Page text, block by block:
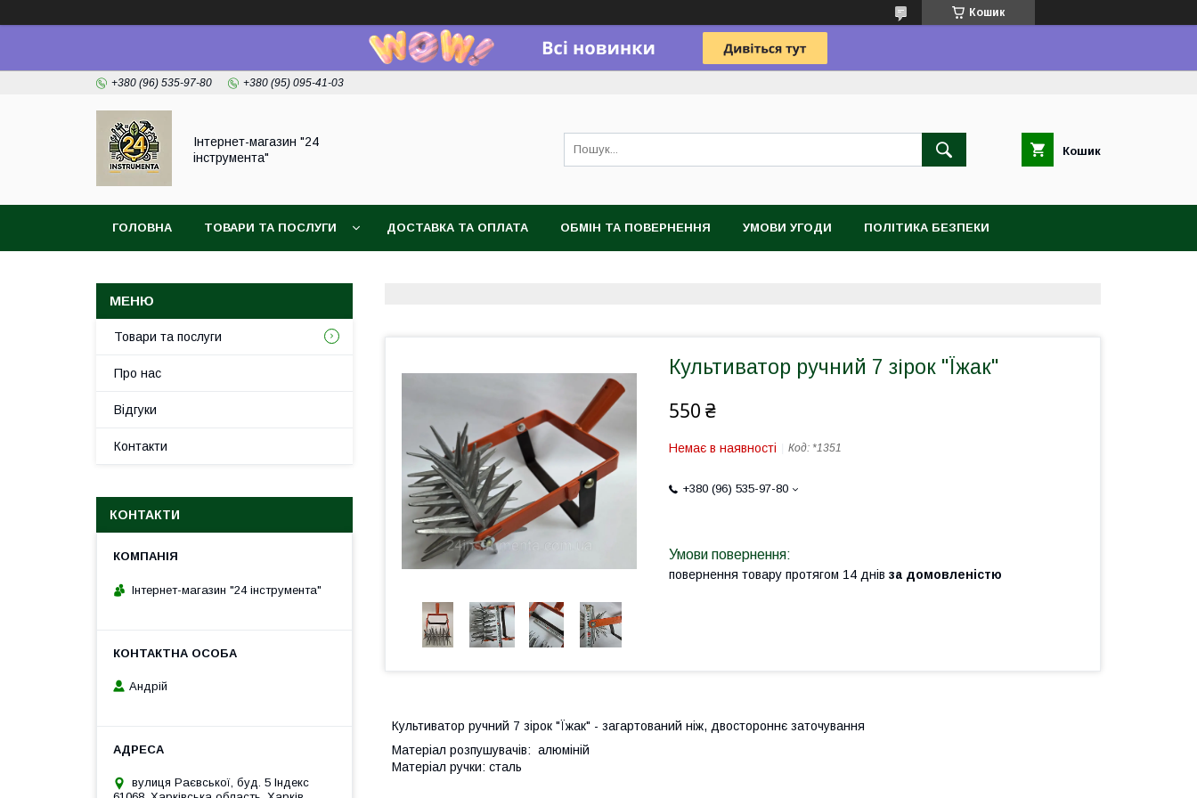
Кошик
+380 (96) 535-97-80 +380 (95) 095-41-03
Інтернет-магазин "24
інструмента"
Кошик
ГОЛОВНА ТОВАРИ ТА ПОСЛУГИ ДОСТАВКА ТА ОПЛАТА ОБМІН ТА ПОВЕРНЕННЯ УМОВИ УГОДИ ПОЛІТИКА БЕЗПЕКИ
Культиватор ручний 7 зірок "Їжак"
550 ₴
Немає в наявності Код: *1351
+380 (96) 535-97-80
повернення товару протягом 14 днів за домовленістю
Культиватор ручний 7 зірок "Їжак" - загартований ніж, двостороннє заточування
Матеріал розпушувачів: алюміній
Матеріал ручки: сталь
Товари та послуги
Про нас
Відгуки
Контакти
КОНТАКТИ
Інтернет-магазин "24 інструмента"
Андрій
вулиця Раєвської, буд. 5 Індекс